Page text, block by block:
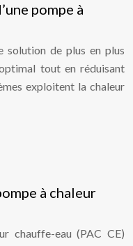
pompe à
solution de plus en plus
tout en réduisant
exploitent la chaleur
à chaleur
chauffe-eau (PAC CE)